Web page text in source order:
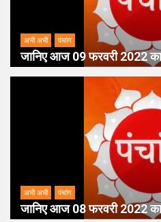
अभी अभी पंचांग
जानिए आज 09 फरवरी 2022 का
अभी अभी पंचांग
जानिए आज 08 फरवरी 2022 का